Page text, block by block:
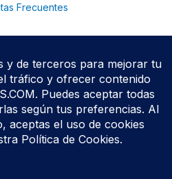
Frecuentes
Plugins y Temas Premium para